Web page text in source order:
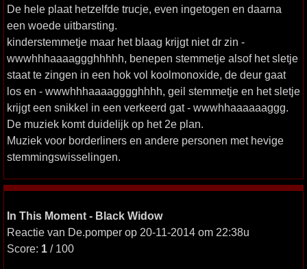
De hele plaat hetzelfde trucje, even ingetogen en daarna
een woede uitbarsting.
kinderstemmetje maar het blaag krijgt niet dr zin -
wwwhhhaaaaggghhhhh, benepen stemmetje alsof het sletje
staat te zingen in een hok vol koolmonoxide, de deur gaat
los en - wwwhhhaaaagggghhhh, geil stemmetje en het sletje
krijgt een snikkel in een verkeerd gat - wwwhhaaaaaaggg.
De muziek komt duidelijk op het 2e plan.
Muziek voor borderliners en andere personen met hevige
stemmingswisselingen.
In This Moment - Black Widow
Reactie van De.pomper op 20-11-2014 om 22:38u
Score: 1 / 100